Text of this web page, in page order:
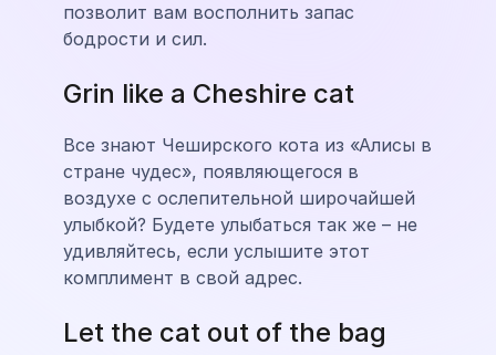
позволит вам восполнить запас
бодрости и сил.
Grin like a Cheshire cat
Все знают Чеширского кота из «Алисы в
стране чудес», появляющегося в
воздухе с ослепительной широчайшей
улыбкой? Будете улыбаться так же – не
удивляйтесь, если услышите этот
комплимент в свой адрес.
Let the cat out of the bag